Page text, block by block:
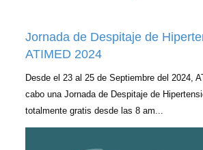
Jornada de Despitaje de
ATIMED 2024
Desde el 23 al 25 de Septiembre del 2024,
cabo una Jornada de Despitaje de
totalmente gratis desde las 8 am...